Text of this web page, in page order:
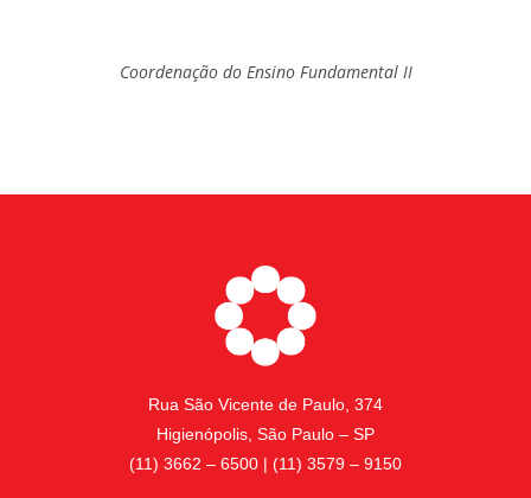
Coordenação do Ensino Fundamental II
Rua São Vicente de Paulo, 374
Higienópolis, São Paulo – SP
(11) 3662 – 6500 | (11) 3579 – 9150